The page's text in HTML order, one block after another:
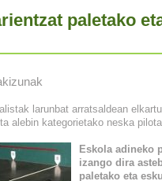
paletako
larunbat arratsaldean
alebin kategorietako neska
Eskola adineko
izango dira
paletako eta